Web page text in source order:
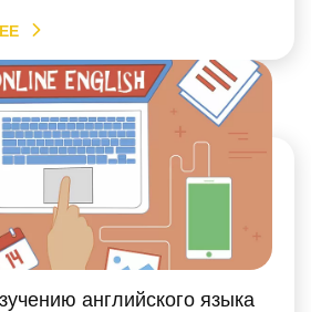
а так же, выделим
и недостатки
языка по Скайпу. Главное
в том, что невозможно
английского языка